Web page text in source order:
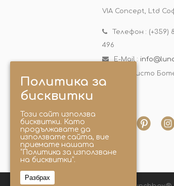
VIA Concept, Ltd
Телефон : (+359)
496
E-Mail :
бул. Христо
офис 9
Политика за
бисквитки
Този сайт използва
бисквитки. Като
продължавате да
използвате сайта, вие
приемате нашата
“Политика за използване
на бисквитки”.
Разбрах